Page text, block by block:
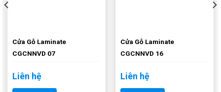
Cửa Gỗ Laminate
CGCNNVD 07
Liên hệ
Cửa Gỗ Laminate
CGCNNVD 16
Liên hệ